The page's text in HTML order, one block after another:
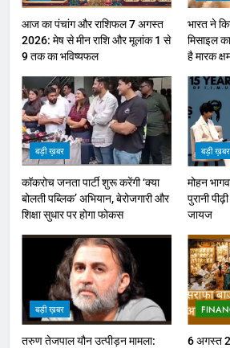
आज का पंचांग और राशिफल 7 अगस्त
2026: मेष से मीन राशि और मूलांक 1 से
9 तक का भविष्यफल
भारत ने
मिसाइल
है मारक
बड़ी ख़बर
कॉकरोच जनता पार्टी शुरू करेंगी ‘क्या
बोलती पब्लिक’ अभियान, बेरोजगारी और
शिक्षा सुधार पर होगा फोकस
बड़ी ख़बर
मोहन
पुरानी पीढ़ी
जायज
बड़ी ख़बर
तरुण तेजपाल यौन उत्पीड़न मामला:
6 अगस्त